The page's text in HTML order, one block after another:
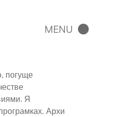
погуще
Я
Архи